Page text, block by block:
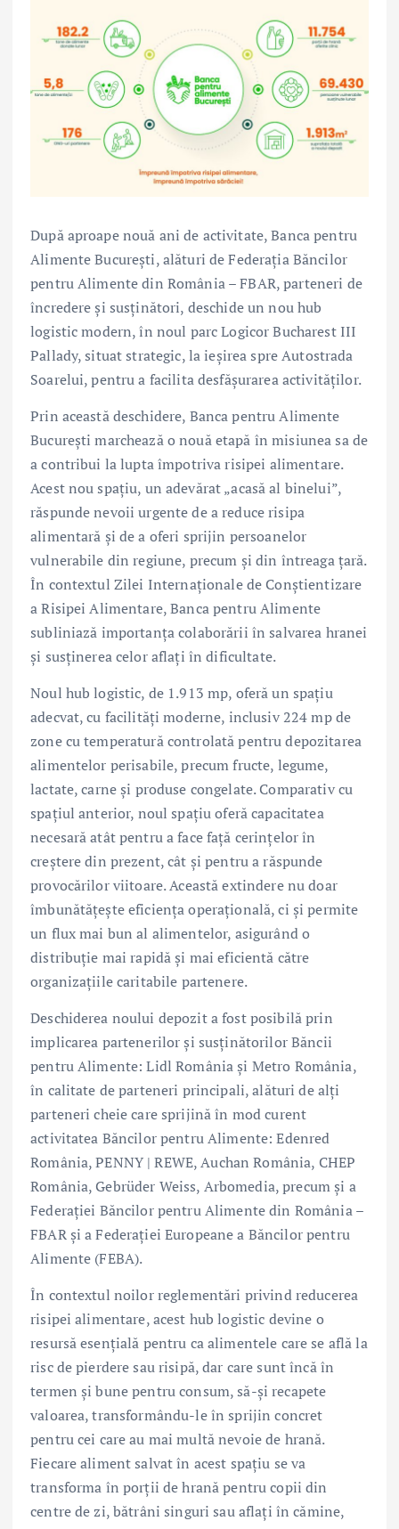
După aproape nouă ani de activitate, Banca pentru
Alimente București, alături de Federația Băncilor
pentru Alimente din România – FBAR, parteneri de
încredere și susținători, deschide un nou hub
logistic modern, în noul parc Logicor Bucharest III
Pallady, situat strategic, la ieșirea spre Autostrada
Soarelui, pentru a facilita desfășurarea activităților.
Prin această deschidere, Banca pentru Alimente
București marchează o nouă etapă în misiunea sa de
a contribui la lupta împotriva risipei alimentare.
Acest nou spațiu, un adevărat „acasă al binelui”,
răspunde nevoii urgente de a reduce risipa
alimentară și de a oferi sprijin persoanelor
vulnerabile din regiune, precum și din întreaga țară.
În contextul Zilei Internaționale de Conștientizare
a Risipei Alimentare, Banca pentru Alimente
subliniază importanța colaborării în salvarea hranei
și susținerea celor aflați în dificultate.
Noul hub logistic, de 1.913 mp, oferă un spațiu
adecvat, cu facilități moderne, inclusiv 224 mp de
zone cu temperatură controlată pentru depozitarea
alimentelor perisabile, precum fructe, legume,
lactate, carne și produse congelate. Comparativ cu
spațiul anterior, noul spațiu oferă capacitatea
necesară atât pentru a face față cerințelor în
creștere din prezent, cât și pentru a răspunde
provocărilor viitoare. Această extindere nu doar
îmbunătățește eficiența operațională, ci și permite
un flux mai bun al alimentelor, asigurând o
distribuție mai rapidă și mai eficientă către
organizațiile caritabile partenere.
Deschiderea noului depozit a fost posibilă prin
implicarea partenerilor și susținătorilor Băncii
pentru Alimente: Lidl România și Metro România,
în calitate de parteneri principali, alături de alți
parteneri cheie care sprijină în mod curent
activitatea Băncilor pentru Alimente: Edenred
România, PENNY | REWE, Auchan România, CHEP
România, Gebrüder Weiss, Arbomedia, precum și a
Federației Băncilor pentru Alimente din România –
FBAR și a Federației Europeane a Băncilor pentru
Alimente (FEBA).
În contextul noilor reglementări privind reducerea
risipei alimentare, acest hub logistic devine o
resursă esențială pentru ca alimentele care se află la
risc de pierdere sau risipă, dar care sunt încă în
termen și bune pentru consum, să-și recapete
valoarea, transformându-le în sprijin concret
pentru cei care au mai multă nevoie de hrană.
Fiecare aliment salvat în acest spațiu se va
transforma în porții de hrană pentru copii din
centre de zi, bătrâni singuri sau aflați în cămine,